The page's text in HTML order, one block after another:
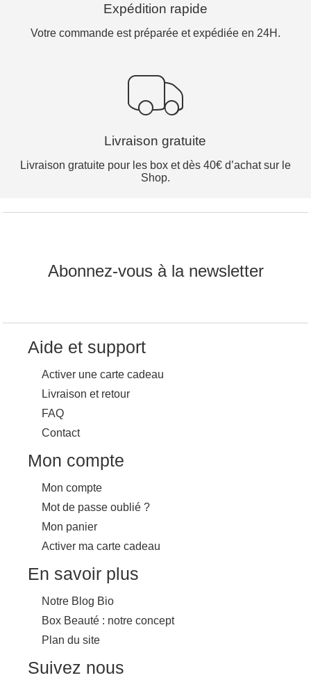
Expédition rapide
Votre commande est préparée et expédiée en 24H.
Livraison gratuite
Livraison gratuite pour les box et dès 40€ d’achat sur le
Shop.
Abonnez-vous à la newsletter
Aide et support
Activer une carte cadeau
Livraison et retour
FAQ
Contact
Mon compte
Mon compte
Mot de passe oublié ?
Mon panier
Activer ma carte cadeau
En savoir plus
Notre Blog Bio
Box Beauté : notre concept
Plan du site
Suivez nous